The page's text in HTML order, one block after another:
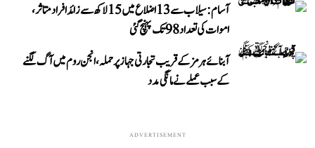
آسام: سیلاب سے 13 اضلاع میں 15 لاکھ سے زائد افراد متاثر،
اموات کی تعداد 98 تک پہنچ گئی
آبنائے ہرمز کے قریب تجارتی جہاز پر حملہ، انجن روم میں آگ لگنے
کے سبب عملے نے مانگی مدد
ADVERTISEMENT